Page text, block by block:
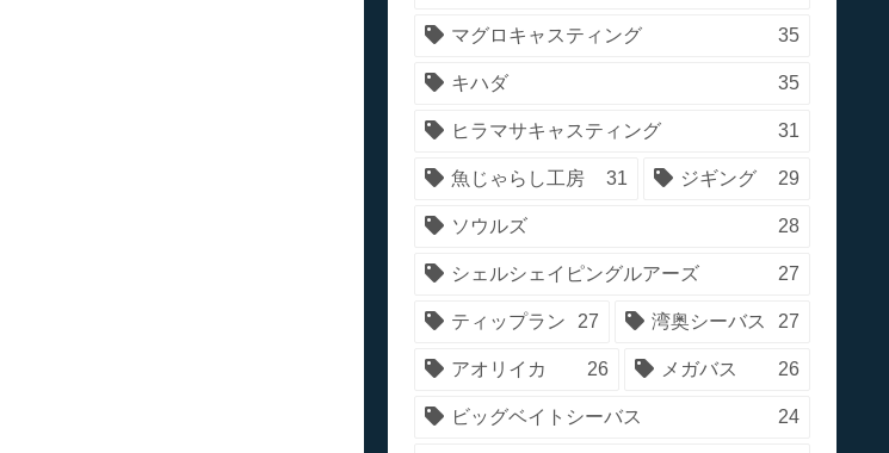
マグロキャスティング 35
キハダ 35
ヒラマサキャスティング 31
魚じゃらし工房 31 ジギング 29
ソウルズ 28
シェルシェイピングルアーズ 27
ティップラン 27 湾奥シーバス 27
アオリイカ 26 メガバス 26
ビッグベイトシーバス 24